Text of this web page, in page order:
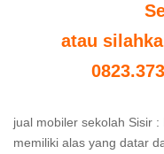
atau
jual mobiler sekolah Sisir
memiliki alas yang datar